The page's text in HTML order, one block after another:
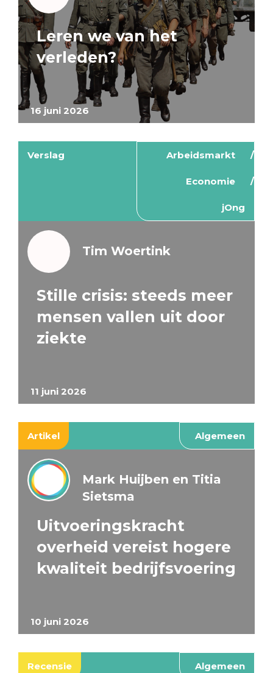
16 juni 2026
Leren we van het
verleden?
Verslag Arbeidsmarkt
Economie
jOng
11 juni 2026
Tim Woertink
Stille crisis: steeds meer
mensen vallen uit door
ziekte
Artikel Algemeen
10 juni 2026
Mark Huijben en Titia
Sietsma
Uitvoeringskracht
overheid vereist hogere
kwaliteit bedrijfsvoering
Recensie Algemeen